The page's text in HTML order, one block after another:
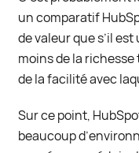
un comparatif
de valeur que s’il
moins de la
de la facilité avec
Sur ce point,
beaucoup